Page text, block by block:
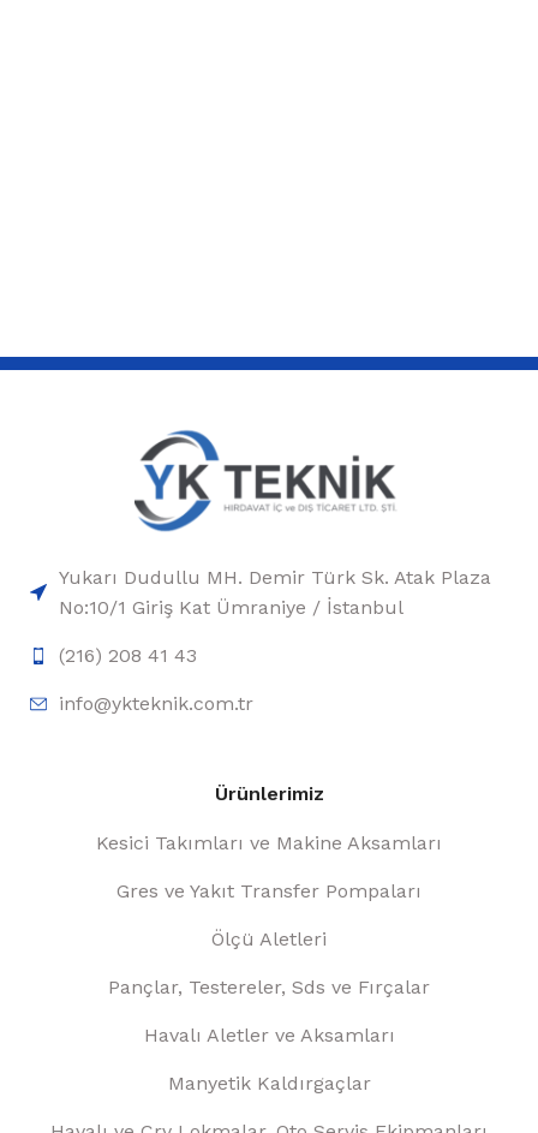
Yukarı Dudullu MH. Demir Türk Sk. Atak Plaza
No:10/1 Giriş Kat Ümraniye / İstanbul
(216) 208 41 43
info@ykteknik.com.tr
Ürünlerimiz
Kesici Takımları ve Makine Aksamları
Gres ve Yakıt Transfer Pompaları
Ölçü Aletleri
Pançlar, Testereler, Sds ve Fırçalar
Havalı Aletler ve Aksamları
Manyetik Kaldırgaçlar